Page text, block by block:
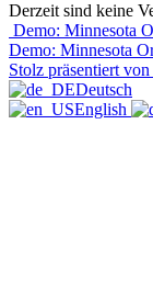
Derzeit sind keine
Beitrags-
Navigation
Demo: Minnesota
Demo: Minnesota
Stolz präsentiert
Deutsch
English